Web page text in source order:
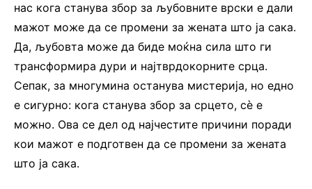
нас кога станува збор за љубовните врски е дали
мажот може да се промени за жената што ја сака.
Да, љубовта може да биде моќна сила што ги
трансформира дури и најтврдокорните срца.
Сепак, за многумина останува мистерија, но едно
е сигурно: кога станува збор за срцето, сè е
можно. Ова се дел од најчестите причини поради
кои мажот е подготвен да се промени за жената
што ја сака.